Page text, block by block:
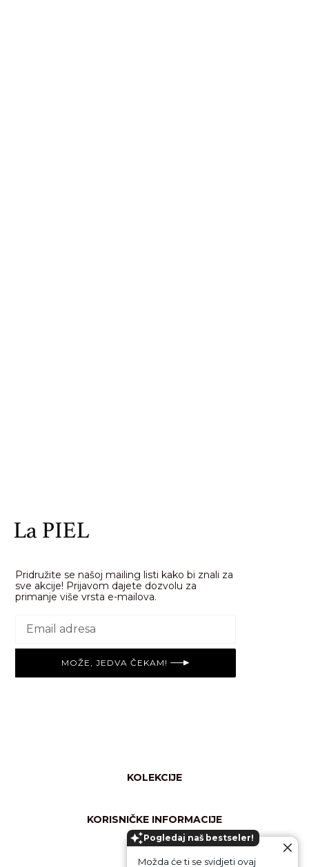
Pogledaj naš bestseler!
Možda će ti se svidjeti ovaj
Pridružite se našoj mailing listi kako bi znali za
sve akcije! Prijavom dajete dozvolu za
primanje više vrsta e-mailova.
MOŽE, JEDVA ČEKAM!
KOLEKCIJE
Njega tijela
Shimmer/glow
Rekviziti
Ruke & usne
KORISNIČKE INFORMACIJE
Česta pitanja
Opći uvjeti online kupovine
La PIEL